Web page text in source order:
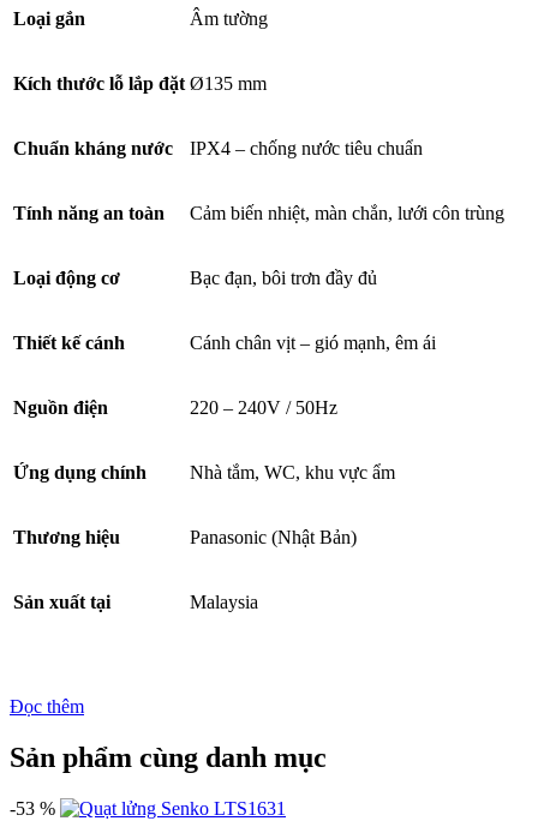
Loại gắn Âm tường
Kích thước lỗ lắp đặt Ø135 mm
Chuẩn kháng nước IPX4 – chống nước tiêu chuẩn
Tính năng an toàn Cảm biến nhiệt, màn chắn, lưới côn trùng
Loại động cơ Bạc đạn, bôi trơn đầy đủ
Thiết kế cánh Cánh chân vịt – gió mạnh, êm ái
Nguồn điện 220 – 240V / 50Hz
Ứng dụng chính Nhà tắm, WC, khu vực ẩm
Thương hiệu Panasonic (Nhật Bản)
Sản xuất tại Malaysia
Đọc thêm
Sản phẩm cùng danh mục
-53 %